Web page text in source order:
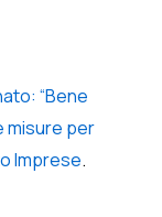
“Bene
misure per
Imprese.